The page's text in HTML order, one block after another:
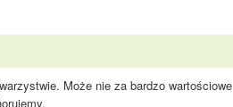
Może nie za bardzo wartościowe